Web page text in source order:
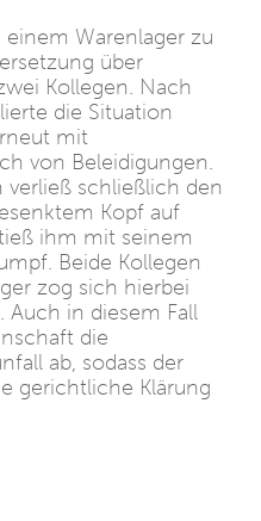
einem Warenlager zu
über
Kollegen. Nach
die Situation
mit
von Beleidigungen.
verließ schließlich den
Kopf auf
ihm mit seinem
Beide Kollegen
zog sich hierbei
Auch in diesem Fall
die
ab, sodass der
gerichtliche Klärung